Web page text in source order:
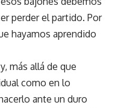
perder el partido. Por
hayamos aprendido
más allá de que
como en lo
ante un duro